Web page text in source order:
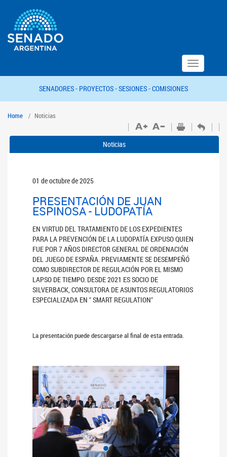
Toggle
navigation
SENADORES - PROYECTOS -SESIONES -COMISIONES
Home Noticias
Noticias
01 de octubre de 2025
PRESENTACIÓN DE JUAN
ESPINOSA - LUDOPATÍA
EN VIRTUD DEL TRATAMIENTO DE LOS EXPEDIENTES
PARA LA PREVENCIÓN DE LA LUDOPATÍA EXPUSO QUIEN
FUE POR 7 AÑOS DIRECTOR GENERAL DE ORDENACIÓN
DEL JUEGO DE ESPAÑA. PREVIAMENTE SE DESEMPEÑÓ
COMO SUBDIRECTOR DE REGULACIÓN POR EL MISMO
LAPSO DE TIEMPO. DESDE 2021 ES SOCIO DE
SILVERBACK, CONSULTORA DE ASUNTOS REGULATORIOS
ESPECIALIZADA EN " SMART REGULATION"
La presentación puede descargarse al final de esta entrada.
Anterior Siguiente